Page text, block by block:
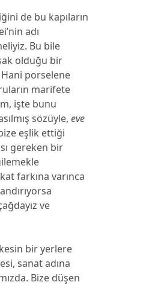
de bu kapıların
adı
Bu bile
olduğu bir
porselene
marifete
işte bunu
sözüyle,eve
eşlik ettiği
gereken bir
farkına varınca
ve
bir yerlere
sanat adına
Bize düşen